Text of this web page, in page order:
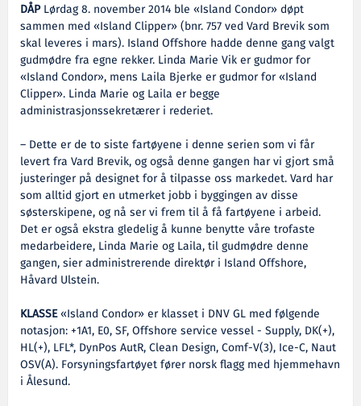
DÅPLørdag 8. november 2014 ble «Island Condor» døpt
sammen med «Island Clipper» (bnr. 757 ved Vard Brevik som
skal leveres i mars). Island Offshore hadde denne gang valgt
gudmødre fra egne rekker. Linda Marie Vik er gudmor for
«Island Condor», mens Laila Bjerke er gudmor for «Island
Clipper». Linda Marie og Laila er begge
administrasjonssekretærer i rederiet.
– Dette er de to siste fartøyene i denne serien som vi får
levert fra Vard Brevik, og også denne gangen har vi gjort små
justeringer på designet for å tilpasse oss markedet. Vard har
som alltid gjort en utmerket jobb i byggingen av disse
søsterskipene, og nå ser vi frem til å få fartøyene i arbeid.
Det er også ekstra gledelig å kunne benytte våre trofaste
medarbeidere, Linda Marie og Laila, til gudmødre denne
gangen, sier administrerende direktør i Island Offshore,
Håvard Ulstein.
KLASSE«Island Condor» er klasset i DNV GL med følgende
notasjon: +1A1, E0, SF, Offshore service vessel - Supply, DK(+),
HL(+), LFL*, DynPos AutR, Clean Design, Comf-V(3), Ice-C, Naut
OSV(A). Forsyningsfartøyet fører norsk flagg med hjemmehavn
i Ålesund.